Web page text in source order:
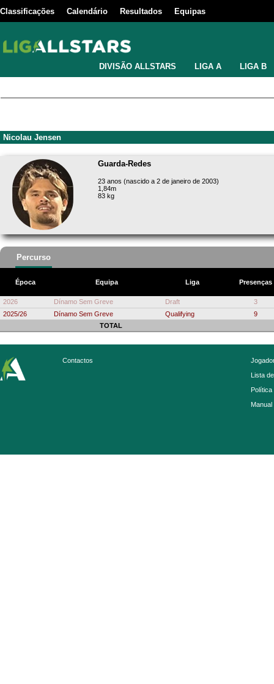
Classificações Calendário Resultados Equipas
DIVISÃO ALLSTARS LIGA A LIGA B
Nicolau Jensen
Guarda-Redes
23 anos (nascido a 2 de janeiro de 2003)
1,84m
83 kg
Percurso
Época Equipa Liga Presenças
2026 Dínamo Sem Greve Draft
3
2025/26
Dínamo Sem Greve Qualifying
9
TOTAL
Contactos
Lista
Política